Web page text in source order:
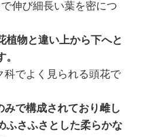
で伸び細長い葉を密につ
植物と違い上から下へと
。
科でよく見られる頭花で
みで構成されており雌し
ふさふさとした柔らかな